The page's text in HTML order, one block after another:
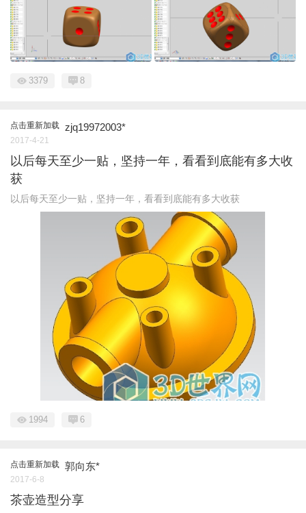
3379 8
点击重新加载 zjq19972003*
2017-4-21
以后每天至少一贴，坚持一年，看看到底能有多大收
获
以后每天至少一贴，坚持一年，看看到底能有多大收获
1994 6
点击重新加载 郭向东*
2017-6-8
茶壶造型分享